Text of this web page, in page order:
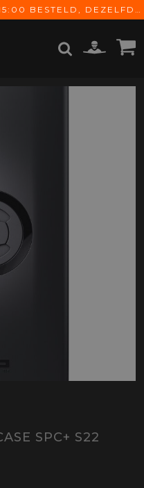
OP ONZE WERKDAGEN VOOR 15:00 BESTELD, DEZELFDE DAG VERZONDEN! GRATIS VERZENDING VANAF € 65,-
SPC+ S22